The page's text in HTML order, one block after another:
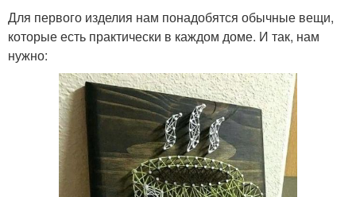
Для первого изделия нам понадобятся обычные вещи,
которые есть практически в каждом доме. И так, нам
нужно: